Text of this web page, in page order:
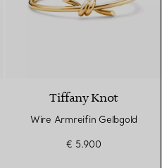
Tiffany Knot
Wire Armreifin Gelbgold
€ 5.900